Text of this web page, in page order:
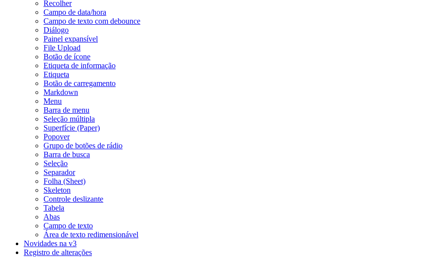
Recolher
Campo de data/hora
Campo de texto com debounce
Diálogo
Painel expansível
File Upload
Botão de ícone
Etiqueta de informação
Etiqueta
Botão de carregamento
Markdown
Menu
Barra de menu
Seleção múltipla
Superfície (Paper)
Popover
Grupo de botões de rádio
Barra de busca
Seleção
Separador
Folha (Sheet)
Skeleton
Controle deslizante
Tabela
Abas
Campo de texto
Área de texto redimensionável
Novidades na v3
Registro de alterações